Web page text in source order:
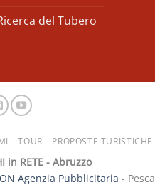
del Tubero
TOUR PROPOSTE TURISTICHE
in RETE - Abruzzo
Agenzia Pubblicitaria -